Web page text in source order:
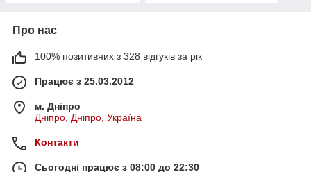
Про нас
100% позитивних з 328 відгуків за рік
Працює з 25.03.2012
м. Дніпро
Дніпро, Дніпро, Україна
Контакти
Сьогодні працює з 08:00 до 22:30